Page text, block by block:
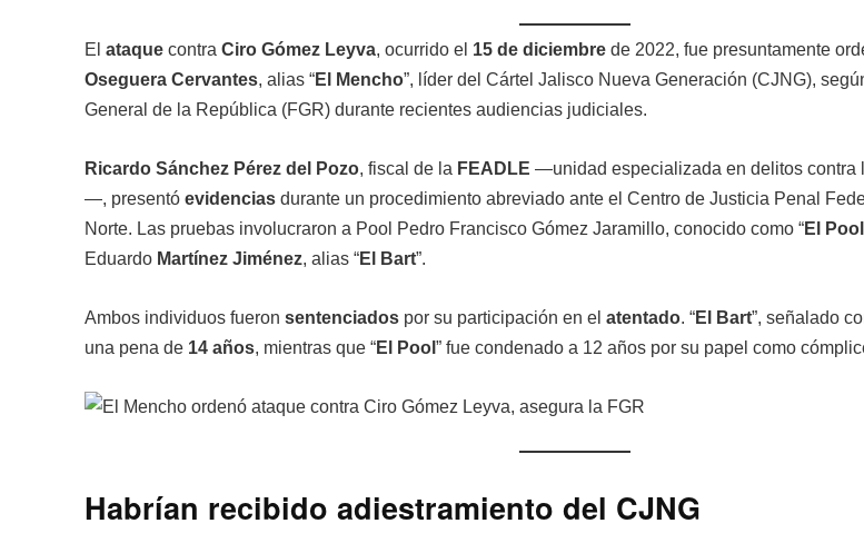
El ataque contra Ciro Gómez Leyva, ocurrido el 15 de diciembre de 2022, fue presuntamente
Oseguera Cervantes, alias “El Mencho”, líder del Cártel Jalisco Nueva Generación (CJNG),
General de la República (FGR) durante recientes audiencias judiciales.
Ricardo Sánchez Pérez del Pozo, fiscal de la FEADLE —unidad especializada en delitos contra
—, presentó evidencias durante un procedimiento abreviado ante el Centro de Justicia Penal
Norte. Las pruebas involucraron a Pool Pedro Francisco Gómez Jaramillo, conocido como “El Pool
Eduardo Martínez Jiménez, alias “El Bart”.
Ambos individuos fueron sentenciados por su participación en el atentado. “El Bart”, señalado
una pena de 14 años, mientras que “El Pool ” fue condenado a 12 años por su papel como
Habrían recibido adiestramiento del CJNG